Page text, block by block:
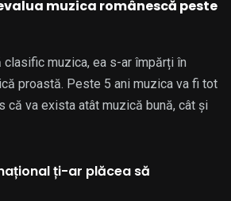
muzica românescă peste
clasific muzica, ea s-ar împărți în
proastă. Peste 5 ani muzica va fi tot
că va exista atât muzică bună, cât și
ți-ar plăcea să